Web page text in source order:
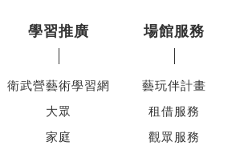
學習推廣
衛武營藝術學習網
大眾
家庭
場館服務
藝玩伴計畫
租借服務
觀眾服務